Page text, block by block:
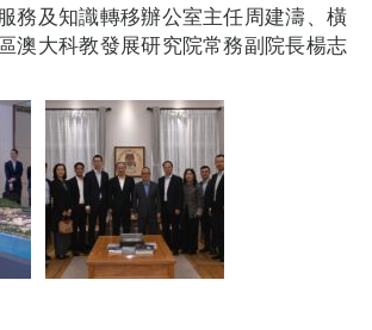
務及知識轉移辦公室主任周建濤、橫
澳大科教發展研究院常務副院長楊志